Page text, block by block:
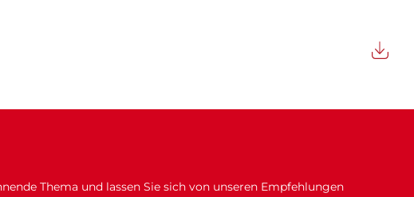
Thema und lassen Sie sich von unseren Empfehlungen